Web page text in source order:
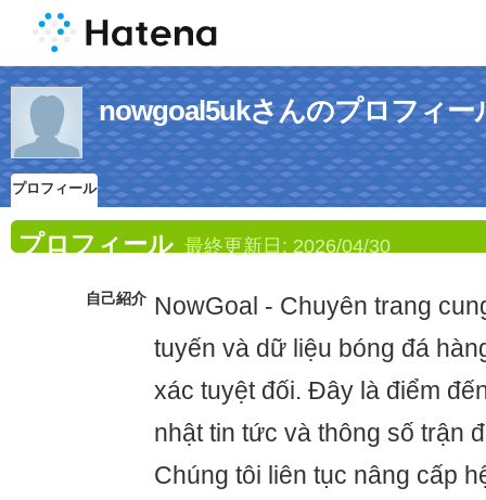
nowgoal5ukさんのプロフィー
プロフィール
プロフィール 最終更新日: 2026/04/30
自己紹介 NowGoal - Chuyên trang
tuyến và dữ liệu bóng đá
xác tuyệt đối. Đây là điểm
nhật tin tức và thông số trận
Chúng tôi liên tục nâng cấp